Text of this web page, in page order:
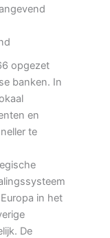
opgezet
banken. In
en
te
in het
De